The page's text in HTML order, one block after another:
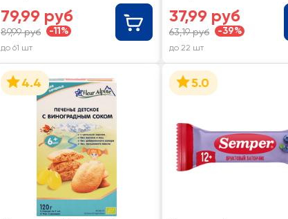
79,99 руб
89,99 руб -11%
до 61 шт
37,99 руб
63,19 руб -39%
до 22 шт
4.4 5.0